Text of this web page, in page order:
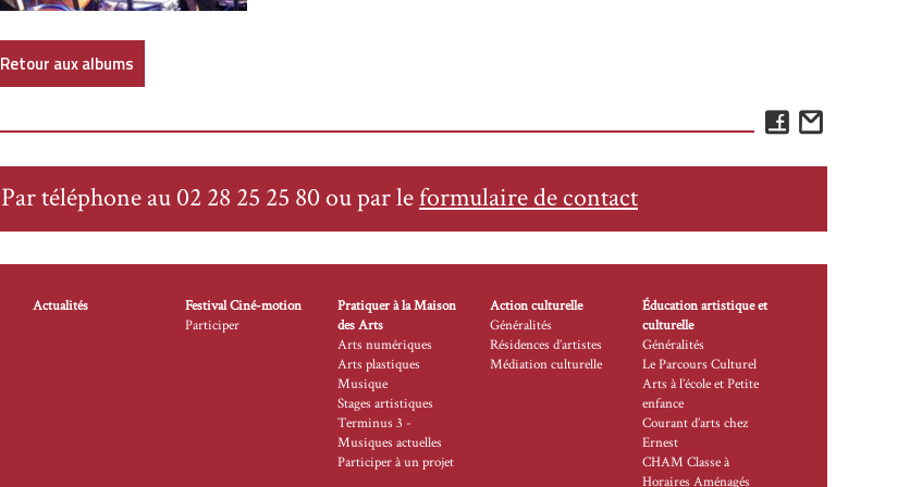
Retour aux albums
Facebook
Par téléphone au 02 28 25 25 80 ou par leformulaire de contact
Actualités
Festival Ciné-motion
Participer
Pratiquer à la Maison
des Arts
Arts numériques
Arts plastiques
Musique
Stages artistiques
Terminus 3 -
Musiques actuelles
Participer à un projet
Action culturelle
Généralités
Résidences d’artistes
Médiation culturelle
Éducation artistique et
culturelle
Généralités
Le Parcours Culturel
Arts à l’école et Petite
enfance
Courant d’arts chez
Ernest
CHAM Classe à
Horaires Aménagés